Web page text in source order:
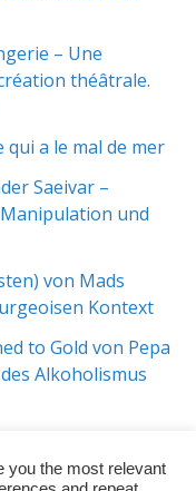
– Une
théâtrale.
qui a le mal de mer
Saeivar​​ –
und
von Mads
Kontext
to Gold von Pepa
Alkoholismus
you the most relevant